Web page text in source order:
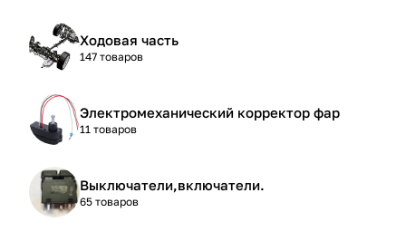
Ходовая часть
147 товаров
Электромеханический корректор фар
11 товаров
Выключатели,включатели.
65 товаров